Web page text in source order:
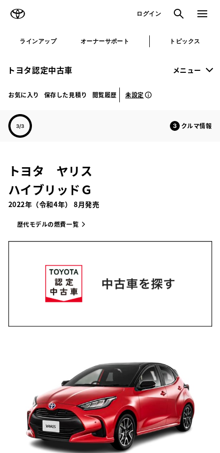
ログイン 検索 メニュ
ラインアップ オーナーサポート トピックス
トヨタ認定中古車 メニュー
お気に入り 保存した見積り 閲覧履歴 未設定
クルマ情報
トヨタ ヤリス
ハイブリッドＧ
2022年（令和4年） 8月発売
歴代モデルの燃費一覧